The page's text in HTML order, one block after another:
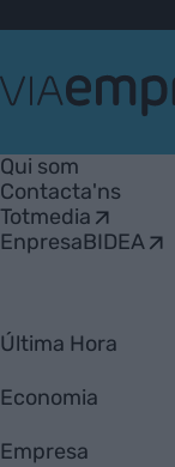
Empresa
Qui som
Contacta'ns
Totmedia
EnpresaBIDEA
Última Hora
Economia
Empresa